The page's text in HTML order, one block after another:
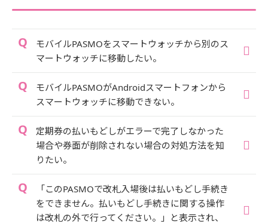
モバイルPASMOをスマートウォッチから別のス
マートウォッチに移動したい。
モバイルPASMOがAndroidスマートフォンから
スマートウォッチに移動できない。
定期券の払いもどしがエラーで完了しなかった
場合や券面が削除されない場合の対処方法を知
りたい。
「このPASMOで改札入場後は払いもどし手続き
をできません。払いもどし手続きに関する操作
は改札の外で行ってください。」と表示され、